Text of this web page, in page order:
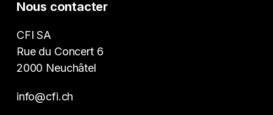
Nous contacter
CFI SA
Rue du Concert 6
2000 Neuchâtel
info@cfi.ch